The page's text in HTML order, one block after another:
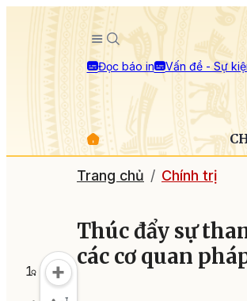
Đọc báo in Vấn đề - Sự
Trang chủ Chính trị
Thúc đẩy sự
các cơ quan